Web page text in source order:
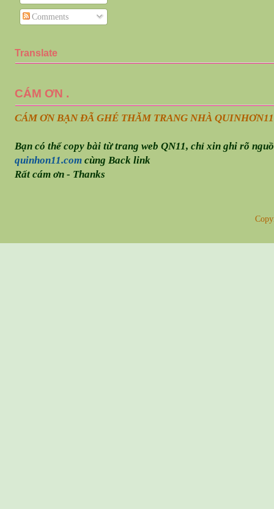
Comments
Translate
CÁM ƠN .
CÁM ƠN BẠN ĐÃ GHÉ THĂM TRANG NHÀ QUINHƠN
Bạn có thể copy bài từ trang web QN11, chỉ xin ghi rõ
quinhon11.comcùng Back link
Rất cám ơn - Thanks